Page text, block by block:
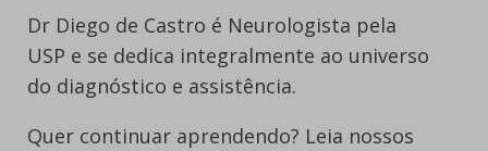
Dr Diego de Castro é Neurologista pela
USP e se dedica integralmente ao universo
do diagnóstico e assistência.
Quer continuar aprendendo? Leia nossos